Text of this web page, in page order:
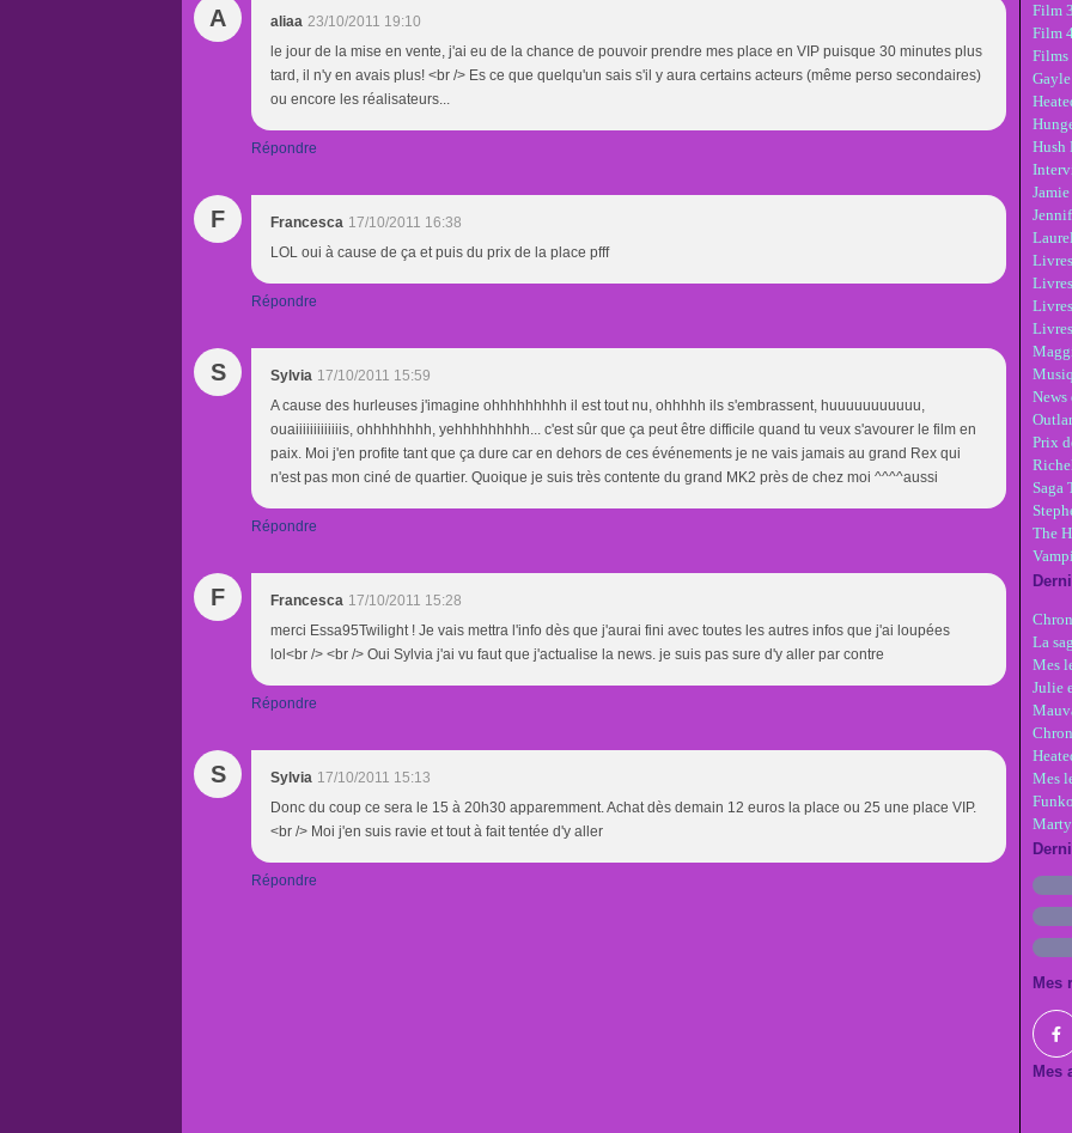
A aliaa 23/10/2011 19:10
le jour de la mise en vente, j'ai eu de la chance de pouvoir prendre mes place en VIP puisque 30 minutes plus
tard, il n'y en avais plus! <br /> Es ce que quelqu'un sais s'il y aura certains acteurs (même perso secondaires)
ou encore les réalisateurs...
Répondre
F Francesca 17/10/2011 16:38
LOL oui à cause de ça et puis du prix de la place pfff
Répondre
S Sylvia 17/10/2011 15:59
A cause des hurleuses j'imagine ohhhhhhhhh il est tout nu, ohhhhh ils s'embrassent, huuuuuuuuuuu,
ouaiiiiiiiiiiiiis, ohhhhhhhh, yehhhhhhhhh... c'est sûr que ça peut être difficile quand tu veux s'avourer le film en
paix. Moi j'en profite tant que ça dure car en dehors de ces événements je ne vais jamais au grand Rex qui
n'est pas mon ciné de quartier. Quoique je suis très contente du grand MK2 près de chez moi ^^^^aussi
Répondre
F Francesca 17/10/2011 15:28
merci Essa95Twilight ! Je vais mettra l'info dès que j'aurai fini avec toutes les autres infos que j'ai loupées
lol<br /> <br /> Oui Sylvia j'ai vu faut que j'actualise la news. je suis pas sure d'y aller par contre
Répondre
S Sylvia 17/10/2011 15:13
Donc du coup ce sera le 15 à 20h30 apparemment. Achat dès demain 12 euros la place ou 25 une place VIP.
<br /> Moi j'en suis ravie et tout à fait tentée d'y aller
Répondre
Film
Film
Films
Hush
Livres
News
Prix
Saga
The
La
Mes
Julie
Mes
Mes
Mes